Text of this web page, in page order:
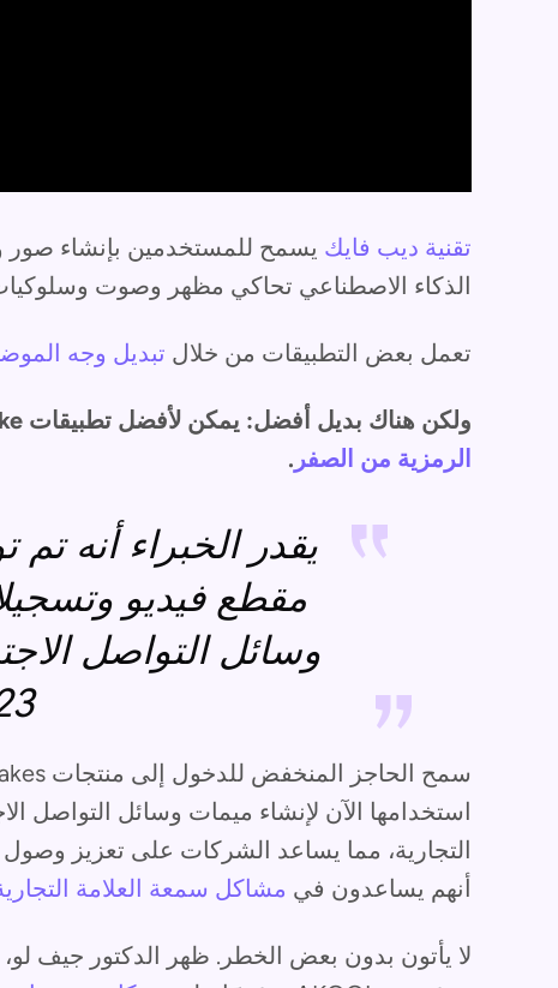
تقنية ديب فايك يسمح للمستخدمين بإنشاء صور
الذكاء الاصطناعي تحاكي مظهر وصوت
تعمل بعض التطبيقات من خلال تبديل وجه
ولكن هناك بديل أفضل: يمكن لأفضل تطبيقات deepfake إنشاء صور جديدة و
الرمزية من الصفر .
مقطع فيديو
وسائل التواصل
استخدامها الآن لإنشاء ميمات وسائل التواصل
التجارية، مما يساعد الشركات على تعزيز
أنهم يساعدون في مشاكل سمعة العلامة
لا يأتون بدون بعض الخطر. ظهر الدكتور جيف